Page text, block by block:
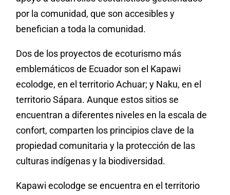
por la comunidad, que son accesibles y
benefician a toda la comunidad.
Dos de los proyectos de ecoturismo más
emblemáticos de Ecuador son el Kapawi
ecolodge, en el territorio Achuar; y Naku, en el
territorio Sápara. Aunque estos sitios se
encuentran a diferentes niveles en la escala de
confort, comparten los principios clave de la
propiedad comunitaria y la protección de las
culturas indígenas y la biodiversidad.
Kapawi ecolodge se encuentra en el territorio